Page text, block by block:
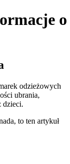
o
odzieżowych
ubrania,
dzieci.
to ten artykuł